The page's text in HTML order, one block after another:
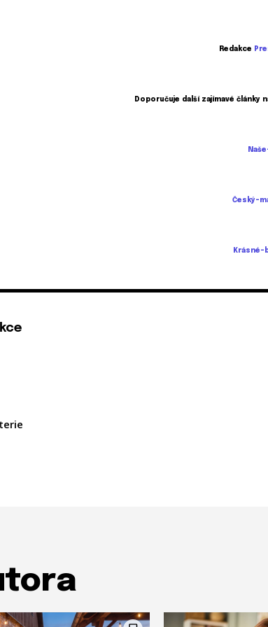
Redakce
Doporučuje další zajímavé články
Český-
Krásné-